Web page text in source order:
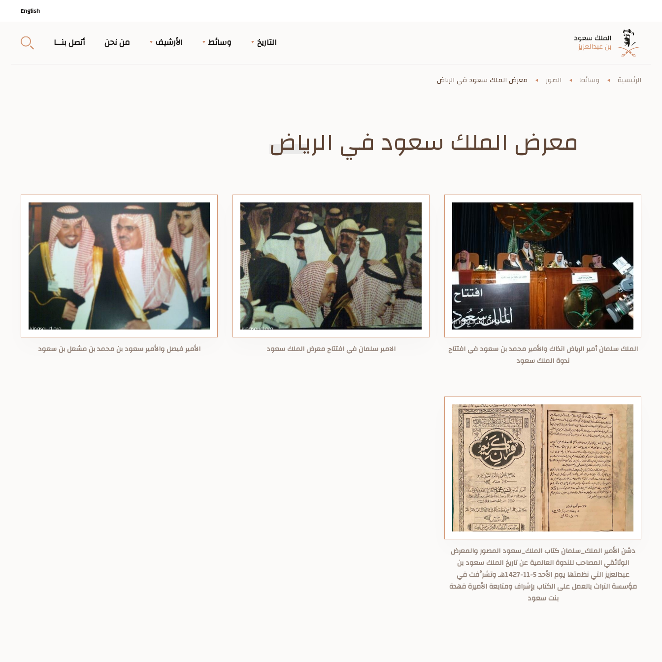
English
التاريخ وسائط الأرشيف من نحن أتصل بنــا
الرئيسية وسائط الصور معرض الملك سعود في الرياض
معرض الملك سعود في الرياض
الملك سلمان أمير الرياض انذاك والأمير محمد بن سعود في افتتاح
ندوة الملك سعود
الامير سلمان في افتتاح معرض الملك سعود الأمير فيصل والأمير سعود بن محمد بن مشعل بن سعود
دشن الأمير الملك_سلمان كتاب الملك_سعود المصور والمعرض
الوثائقي المصاحب للندوة العالمية عن تاريخ الملك سعود بن
عبدالعزيز التي نظمتها يوم الأحد 5-11-1427هـ وتشرَّفت في
مؤسسة التراث بالعمل على الكتاب بإشراف ومتابعة الأميرة فهدة
بنت سعود